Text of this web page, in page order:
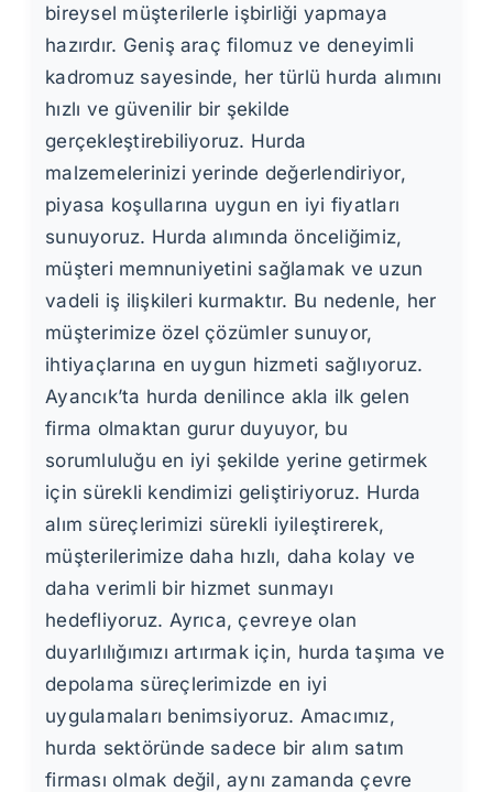
bireysel müşterilerle işbirliği yapmaya
hazırdır. Geniş araç filomuz ve deneyimli
kadromuz sayesinde, her türlü hurda alımını
hızlı ve güvenilir bir şekilde
gerçekleştirebiliyoruz. Hurda
malzemelerinizi yerinde değerlendiriyor,
piyasa koşullarına uygun en iyi fiyatları
sunuyoruz. Hurda alımında önceliğimiz,
müşteri memnuniyetini sağlamak ve uzun
vadeli iş ilişkileri kurmaktır. Bu nedenle, her
müşterimize özel çözümler sunuyor,
ihtiyaçlarına en uygun hizmeti sağlıyoruz.
Ayancık’ta hurda denilince akla ilk gelen
firma olmaktan gurur duyuyor, bu
sorumluluğu en iyi şekilde yerine getirmek
için sürekli kendimizi geliştiriyoruz. Hurda
alım süreçlerimizi sürekli iyileştirerek,
müşterilerimize daha hızlı, daha kolay ve
daha verimli bir hizmet sunmayı
hedefliyoruz. Ayrıca, çevreye olan
duyarlılığımızı artırmak için, hurda taşıma ve
depolama süreçlerimizde en iyi
uygulamaları benimsiyoruz. Amacımız,
hurda sektöründe sadece bir alım satım
firması olmak değil, aynı zamanda çevre